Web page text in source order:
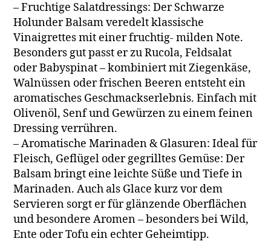
– Fruchtige Salatdressings: Der Schwarze
Holunder Balsam veredelt klassische
Vinaigrettes mit einer fruchtig- milden Note.
Besonders gut passt er zu Rucola, Feldsalat
oder Babyspinat – kombiniert mit Ziegenkäse,
Walnüssen oder frischen Beeren entsteht ein
aromatisches Geschmackserlebnis. Einfach mit
Olivenöl, Senf und Gewürzen zu einem feinen
Dressing verrühren.
– Aromatische Marinaden & Glasuren: Ideal für
Fleisch, Geflügel oder gegrilltes Gemüse: Der
Balsam bringt eine leichte Süße und Tiefe in
Marinaden. Auch als Glace kurz vor dem
Servieren sorgt er für glänzende Oberflächen
und besondere Aromen – besonders bei Wild,
Ente oder Tofu ein echter Geheimtipp.